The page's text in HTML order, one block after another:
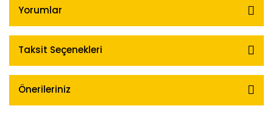
Yorumlar
Taksit Seçenekleri
Önerileriniz